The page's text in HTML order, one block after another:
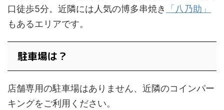
口徒歩5分。近隣には人気の博多串焼き
「八乃助」
もあるエリアです。
駐車場は？
店舗専用の駐車場はありません、近隣のコインパー
キングをご利用ください。